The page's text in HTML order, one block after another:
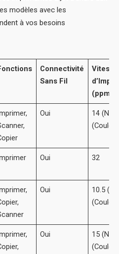
modèles avec les
à vos besoins
Connectivité
Sans Fil
Vitesse
(ppm)
Oui
14
Oui 32
Oui
10.5
Oui
15